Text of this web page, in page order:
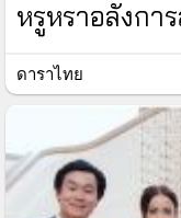
หรูหราอลังกา
ดาราไทย